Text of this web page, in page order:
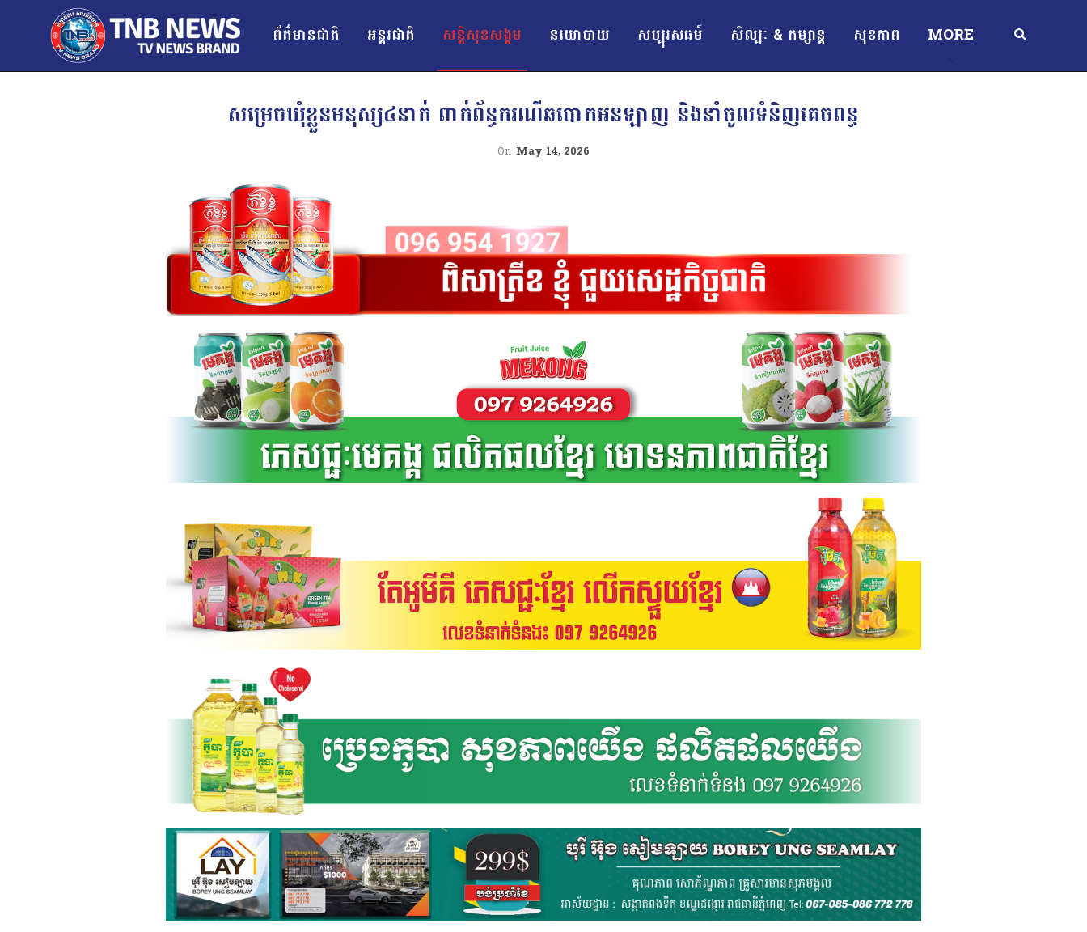
ព័ត៌មានជាតិ អន្ដរជាតិ សន្តិសុខសង្គម នយោបាយ សប្បុរសធម៍ សិល្បៈ & កម្សាន្ត សុខភាព MORE
សម្រេចឃុំខ្លួនមនុស្ស៤នាក់ ពាក់ព័ន្ធករណីឆបោកអនឡាញ និងនាំចូលទំនិញគេចពន្ធ
On May 14, 2026